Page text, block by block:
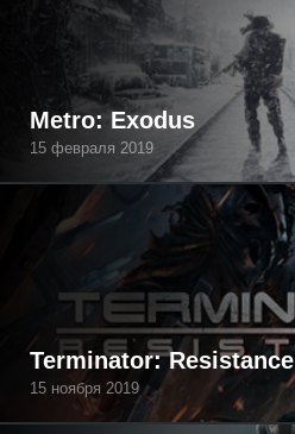
Metro: Exodus
15 февраля 2019
Terminator: Resistance
15 ноября 2019